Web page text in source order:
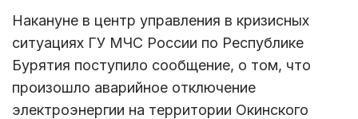
Накануне в центр управления в кризисных
ситуациях ГУ МЧС России по Республике
Бурятия поступило сообщение, о том, что
произошло аварийное отключение
электроэнергии на территории Окинского